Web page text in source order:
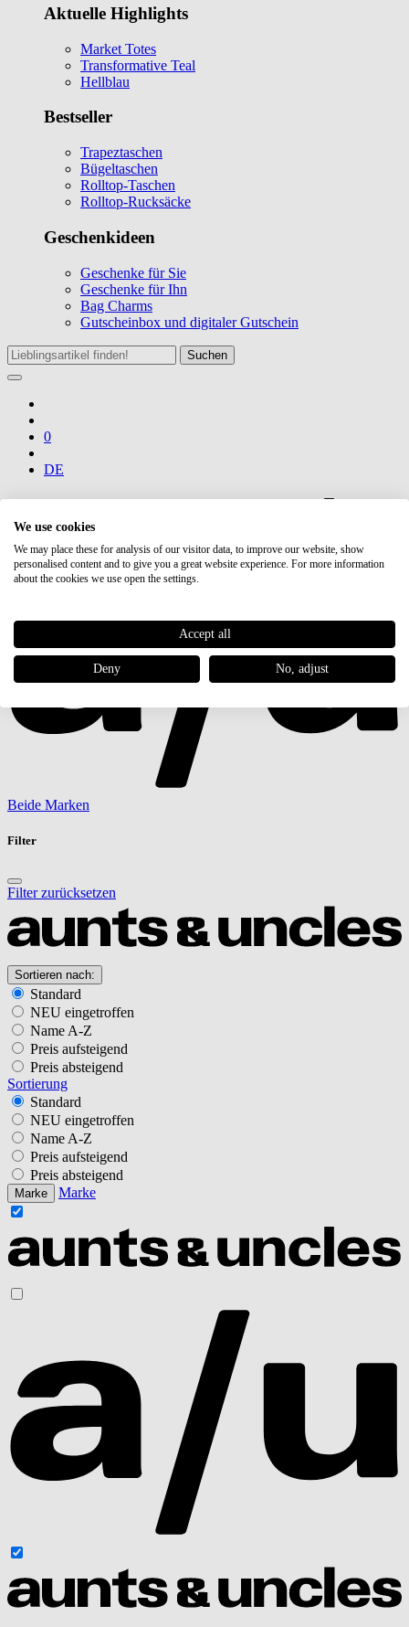
Aktuelle Highlights
Market Totes
Transformative Teal
Hellblau
Bestseller
Trapeztaschen
Bügeltaschen
Rolltop-Taschen
Rolltop-Rucksäcke
Geschenkideen
Geschenke für Sie
Geschenke für Ihn
Bag Charms
Gutscheinbox und digitaler Gutschein
Suchen
0
DE
Beide Marken
Filter
Filter zurücksetzen
Sortieren nach:
Standard
NEU eingetroffen
Name A-Z
Preis aufsteigend
Preis absteigend
Sortierung
Standard
NEU eingetroffen
Name A-Z
Preis aufsteigend
Preis absteigend
Marke Marke
We use cookies
We may place these for analysis of our visitor data, to improve our website, show
personalised content and to give you a great website experience. For more information
about the cookies we use open the settings.
Accept all
Deny No, adjust